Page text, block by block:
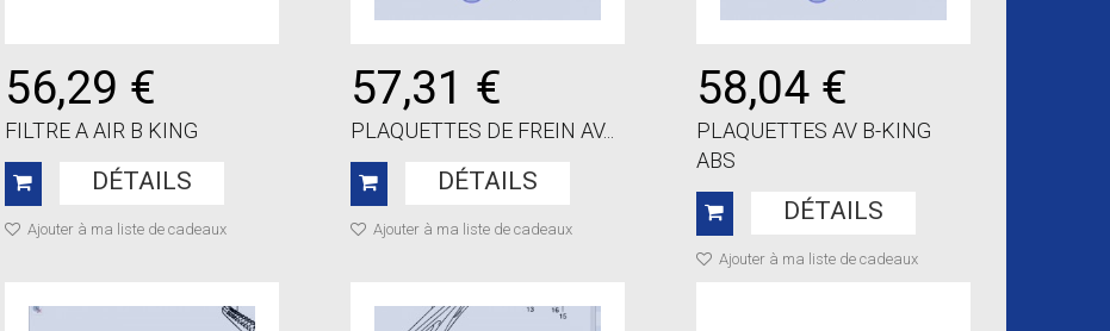
56,29 €
FILTRE A AIR B KING
DÉTAILS
Ajouter à ma liste de cadeaux
57,31 €
PLAQUETTES DE FREIN AV...
DÉTAILS
Ajouter à ma liste de cadeaux
58,04 €
PLAQUETTES AV B-KING
ABS
DÉTAILS
Ajouter à ma liste de cadeaux